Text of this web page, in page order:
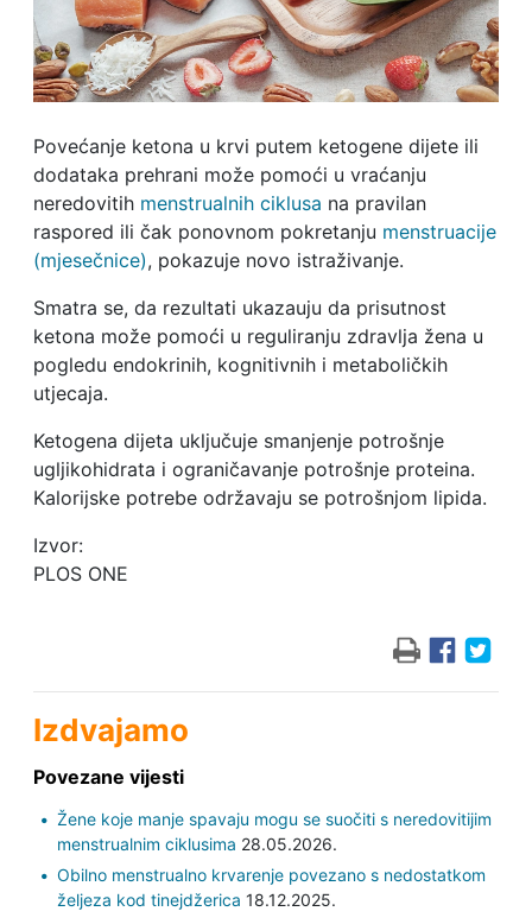
Povećanje ketona u krvi putem ketogene dijete ili
dodataka prehrani može pomoći u vraćanju
neredovitih menstrualnih ciklusa na pravilan
raspored ili čak ponovnom pokretanju menstruacije
(mjesečnice), pokazuje novo istraživanje.
Smatra se, da rezultati ukazauju da prisutnost
ketona može pomoći u reguliranju zdravlja žena u
pogledu endokrinih, kognitivnih i metaboličkih
utjecaja.
Ketogena dijeta uključuje smanjenje potrošnje
ugljikohidrata i ograničavanje potrošnje proteina.
Kalorijske potrebe održavaju se potrošnjom lipida.
Izvor:
PLOS ONE
Izdvajamo
Povezane vijesti
Žene koje manje spavaju mogu se suočiti s neredovitijim
menstrualnim ciklusima 28.05.2026.
Obilno menstrualno krvarenje povezano s nedostatkom
željeza kod tinejdžerica 18.12.2025.